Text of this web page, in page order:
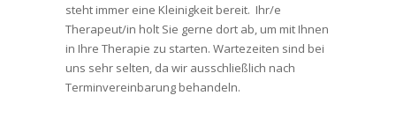
steht immer eine Kleinigkeit bereit. Ihr/e
Therapeut/in holt Sie gerne dort ab, um mit Ihnen
in Ihre Therapie zu starten. Wartezeiten sind bei
uns sehr selten, da wir ausschließlich nach
Terminvereinbarung behandeln.